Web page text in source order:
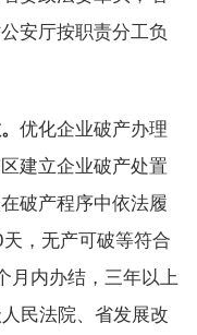
安厅按职责分工负
优化企业破产办理
建立企业破产处置
破产程序中依法履
，无产可破等符合
月内办结，三年以上
民法院、省发展改